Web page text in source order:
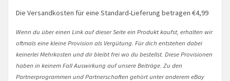
Die Versandkosten für eine Standard-Lieferung betragen €4,99
Wenn du über einen Link auf dieser Seite ein Produkt kaufst, erhalten wir
oftmals eine kleine Provision als Vergütung. Für dich entstehen dabei
keinerlei Mehrkosten und dir bleibt frei wo du bestellst. Diese Provisionen
haben in keinem Fall Auswirkung auf unsere Beiträge. Zu den
Partnerprogrammen und Partnerschaften gehört unter anderem eBay